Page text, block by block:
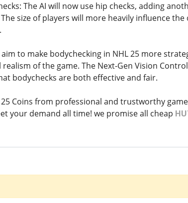
The AI will now use hip checks, adding
The size of players will more heavily influence
to make bodychecking in NHL 25 more
of the game. The Next-Gen Vision
bodychecks are both effective and fair.
Coins from professional and trustworthy
your demand all time! we promise all cheap